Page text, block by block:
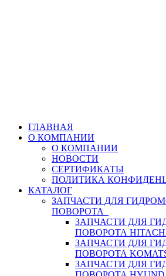
ГЛАВНАЯ
О КОМПАНИИ
О КОМПАНИИ
НОВОСТИ
СЕРТИФИКАТЫ
ПОЛИТИКА
КАТАЛОГ
ЗАПЧАСТИ ДЛЯ
ПОВОРОТА
ЗАПЧАСТИ ДЛЯ
ПОВОРОТА
ЗАПЧАСТИ ДЛЯ
ПОВОРОТА
ЗАПЧАСТИ ДЛЯ